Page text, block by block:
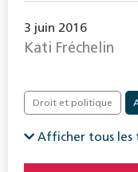
3 juin 2016
Kati Fréchelin
Droit et politique
Afficher tous les